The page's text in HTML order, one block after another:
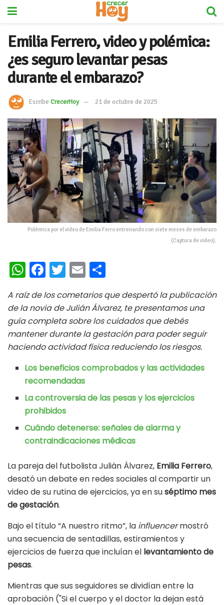
Emilia Ferrero, video y polémica:
¿es seguro levantar pesas
durante el embarazo?
Escribe CrecerHoy 21 de octubre de 2025
Polémica por el video de Emilia Ferro entrenando con siete meses de embarazo
(Captura de video).
W
at
s
A
p
p
Fa
b
oo
k
T
tt
er
E
ai
l
m
p
ar
ti
r
A raíz de los cometarios que despertó la publicación
de la novia de Julián Álvarez, te presentamos una
guía completa sobre los cuidados que debés
mantener durante la gestación para poder seguir
haciendo actividad física reduciendo los riesgos.
Los beneficios comprobados y las actividades
recomendadas
La controversia de las pesas y los ejercicios
prohibidos
Cuándo detenerse: señales de alarma y
contraindicaciones médicas
La pareja del futbolista Julián Álvarez, Emilia Ferrero,
desató un debate en redes sociales al compartir un
video de su rutina de ejercicios, ya en suséptimo mes
de gestación.
Bajo el título “A nuestro ritmo”, la influencermostró
una secuencia de sentadillas, estiramientos y
ejercicios de fuerza que incluían el levantamiento de
pesas.
Mientras que sus seguidores se dividían entre la
aprobación ("Si el cuerpo y el doctor la dejan está